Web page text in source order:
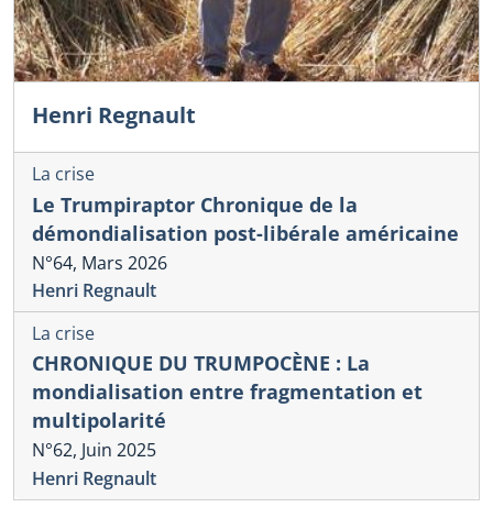
Henri Regnault
La crise
Le Trumpiraptor Chronique de la
démondialisation post-libérale américaine
N°64, Mars 2026
Henri Regnault
La crise
CHRONIQUE DU TRUMPOCÈNE : La
mondialisation entre fragmentation et
multipolarité
N°62, Juin 2025
Henri Regnault